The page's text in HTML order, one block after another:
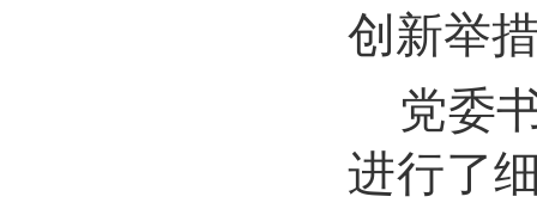
创新举
党委
进行了